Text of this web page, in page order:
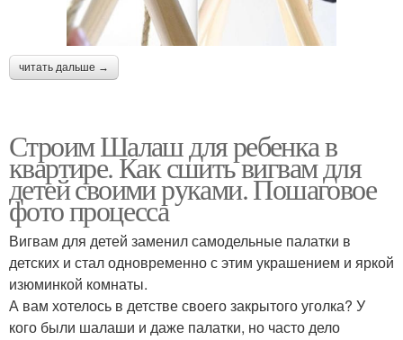
читать дальше →
Строим Шалаш для ребенка в
квартире. Как сшить вигвам для
детей своими руками. Пошаговое
фото процесса
Вигвам для детей заменил самодельные палатки в
детских и стал одновременно с этим украшением и яркой
изюминкой комнаты.
А вам хотелось в детстве своего закрытого уголка? У
кого были шалаши и даже палатки, но часто дело